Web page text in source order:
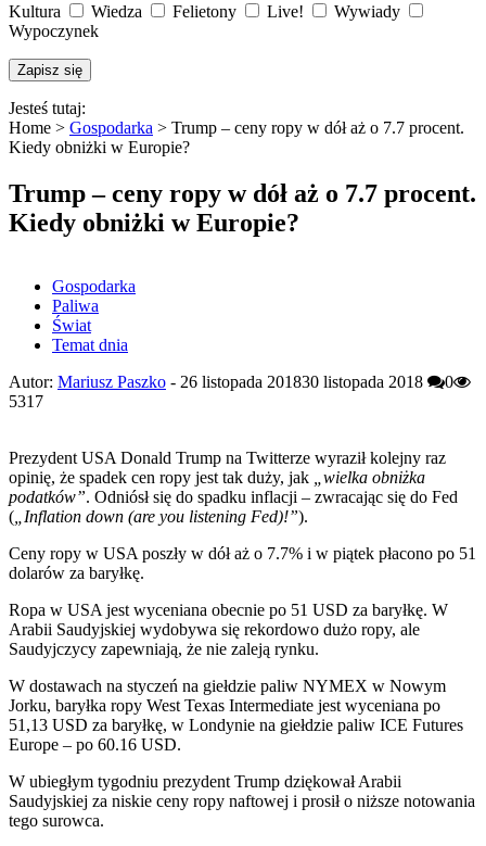
Kultura
Wiedza Felietony Live!
Wywiady
Wypoczynek
Jesteś tutaj:
Home > Gospodarka > Trump – ceny ropy w dół aż o 7.7 procent.
Kiedy obniżki w Europie?
Trump – ceny ropy w dół aż o 7.7 procent.
Kiedy obniżki w Europie?
Gospodarka
Paliwa
Świat
Temat dnia
Autor: Mariusz Paszko - 26 listopada 201830 listopada 2018
0
5317
Prezydent USA Donald Trump na Twitterze wyraził kolejny raz
opinię, że spadek cen ropy jest tak duży, jak
„wielka obniżka
podatków”. Odniósł się do spadku inflacji – zwracając się do Fed
( „Inflation down (are you listening Fed)!”).
Ceny ropy w USA poszły w dół aż o 7.7% i w piątek płacono po 51
dolarów za baryłkę.
Ropa w USA jest wyceniana obecnie po 51 USD za baryłkę. W
Arabii Saudyjskiej wydobywa się rekordowo dużo ropy, ale
Saudyjczycy zapewniają, że nie zaleją rynku.
W dostawach na styczeń na giełdzie paliw NYMEX w Nowym
Jorku, baryłka ropy West Texas Intermediate jest wyceniana po
51,13 USD za baryłkę, w Londynie na giełdzie paliw ICE Futures
Europe – po 60.16 USD.
W ubiegłym tygodniu prezydent Trump dziękował Arabii
Saudyjskiej za niskie ceny ropy naftowej i prosił o niższe notowania
tego surowca.